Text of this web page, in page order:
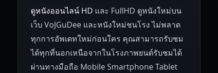
1945 1942 1941 1940 1939
1937 1930
Hungary Denmark Bulgaria
Czech Republic Brazil Turkey
ดูหนังออนไลน์ HD และ FullHD ดูหนังใหม่บน
เว็บ VoJGuDee และหนังใหม่ชนโรง ไม่พลาด
ทุกการอัพเดทใหม่ก่อนใคร คุณสามารถรับชม
ได้ทุกที่นอกเหนือจากในโรงภาพยนต์รับชมได้
ผ่านทางมือถือ Mobile Smartphone Tablet